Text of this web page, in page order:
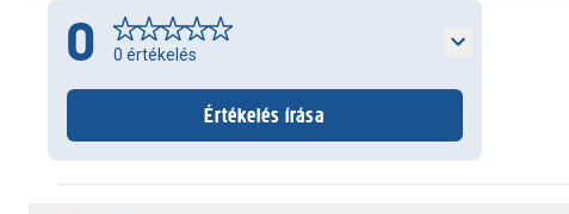
0 0 értékelés
Értékelés írása